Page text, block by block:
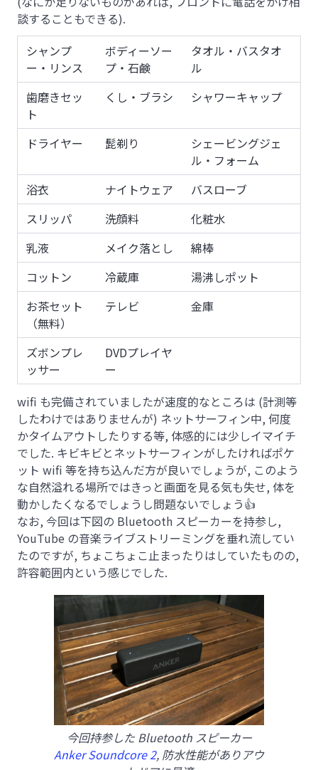
談することもできる).
シャンプ
ー・リンス
ボディーソー
プ・石鹸
タオル・バスタオ
ル
歯磨きセッ
ト
くし・ブラシ シャワーキャップ
ドライヤー 髭剃り
シェービングジェ
ル・フォーム
浴衣
ナイトウェア
バスローブ
スリッパ
洗顔料
化粧水
乳液
メイク落とし
綿棒
コットン
冷蔵庫
湯沸しポット
お茶セット
（無料）
テレビ 金庫
ズボンプレ
ッサー
DVDプレイヤ
ー
wifi も完備されていましたが速度的なところは (計測等
したわけではありませんが) ネットサーフィン中, 何度
かタイムアウトしたりする等, 体感的には少しイマイチ
でした. キビキビとネットサーフィンがしたければポケ
ット wifi 等を持ち込んだ方が良いでしょうが, このよう
な自然溢れる場所ではきっと画面を見る気も失せ, 体を
動かしたくなるでしょうし問題ないでしょう👍
なお, 今回は下図の Bluetooth スピーカーを持参し,
YouTube の音楽ライブストリーミングを垂れ流してい
たのですが, ちょこちょこ止まったりはしていたものの,
許容範囲内という感じでした.
今回持参した Bluetooth スピーカー
Anker Soundcore 2, 防水性能がありアウ